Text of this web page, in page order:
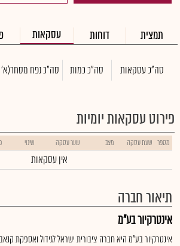
תמצית דוחות עסקאות
סה"כ עסקאות סה"כ כמות סה"כ נפח מסחר
פירוט עסקאות יומיות
מספר שעת עסקה מצב שער עסקה שינוי
אין עסקאות
תיאור חברה
אינטרקיור בע"מ
אינטרקיור בע"מ היא חברה ציבורית ישראל לגידול ואספקת